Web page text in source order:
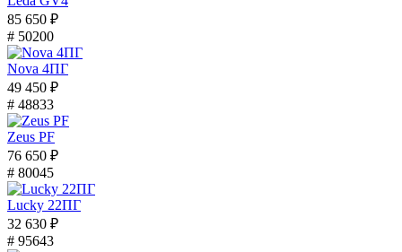
85 650 ₽
# 50200
Nova 4ПГ
49 450 ₽
# 48833
Zeus PF
76 650 ₽
# 80045
Lucky 22ПГ
32 630 ₽
# 95643